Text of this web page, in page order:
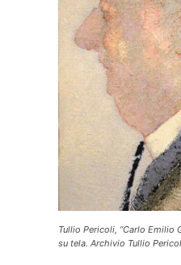
Tullio Pericoli, “Carlo Emilio
su tela. Archivio Tullio